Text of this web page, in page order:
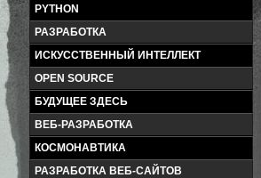
PYTHON
РАЗРАБОТКА
ИСКУССТВЕННЫЙ ИНТЕЛЛЕКТ
OPEN SOURCE
БУДУЩЕЕ ЗДЕСЬ
ВЕБ-РАЗРАБОТКА
КОСМОНАВТИКА
РАЗРАБОТКА ВЕБ-САЙТОВ